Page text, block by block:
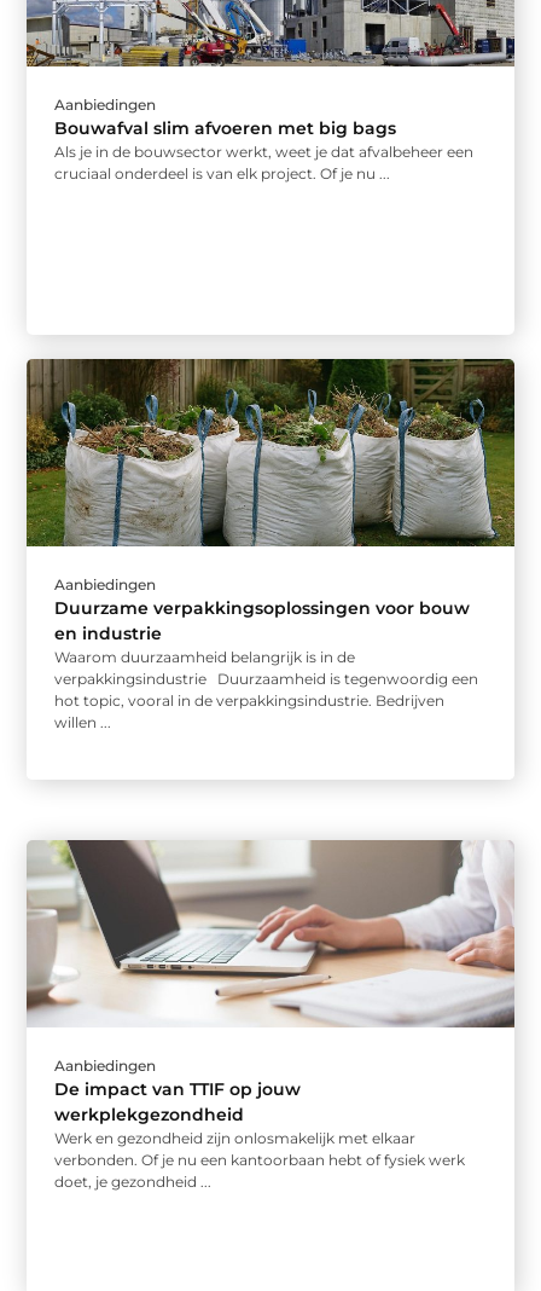
Aanbiedingen
Bouwafval slim afvoeren met big bags
Als je in de bouwsector werkt, weet je dat afvalbeheer een
cruciaal onderdeel is van elk project. Of je nu ...
Aanbiedingen
Duurzame verpakkingsoplossingen voor bouw
en industrie
Waarom duurzaamheid belangrijk is in de
verpakkingsindustrie Duurzaamheid is tegenwoordig een
hot topic, vooral in de verpakkingsindustrie. Bedrijven
willen ...
Aanbiedingen
De impact van TTIF op jouw
werkplekgezondheid
Werk en gezondheid zijn onlosmakelijk met elkaar
verbonden. Of je nu een kantoorbaan hebt of fysiek werk
doet, je gezondheid ...